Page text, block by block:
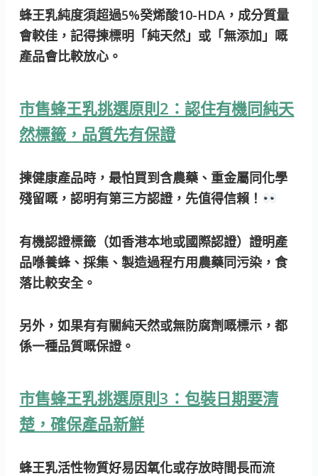
蜂王乳純度須超過5%癸烯酸10-HDA，成分質量
會較佳，記得揀標明「純天然」或「無添加」嘅
產品會比較放心。
市售蜂王乳挑選原則2：認住有機同純天
然標籤，品質先有保證
揀健康產品時，最怕買到含農藥、重金屬同化學
殘留嘅，認明有第三方認證，先值得信賴！
有機認證標籤（如香港本地或國際認證）證明產
品喺養蜂、採集、製造過程冇用農藥同污染，食
落比較安全。
另外，如果有有關純天然或無防腐劑嘅標示，都
係一種品質嘅保證。
市售蜂王乳挑選原則3：包裝日期要清
楚，確保產品新鮮
蜂王乳活性物質好易因氧化或存放時間長而流